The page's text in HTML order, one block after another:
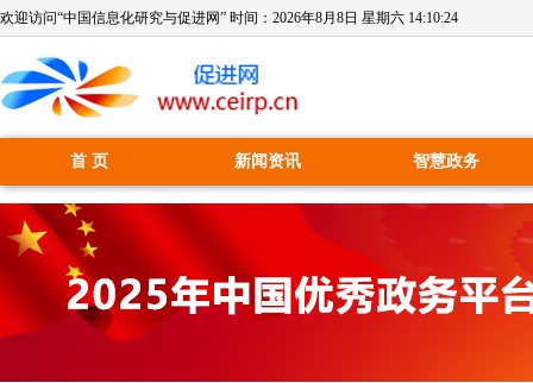
欢迎访问“中国信息化研究与促进网” 时间： 2026年8月8日 星期六 14:10:25
首 页 新闻资讯 智慧政务